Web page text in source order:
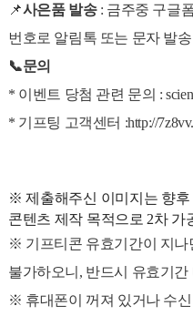
📌사은품 발송: 금주중 구글
번호로 알림톡 또는 문자 발
📞문의
* 이벤트 당첨 관련 문의 :
* 기프팅 고객센터 :http://
※ 제출해주신 이미지는 향후
콘텐츠 제작 목적으로 2차 가
※ 기프티콘 유효기간이 지나
불가하오니, 반드시 유효기
※ 휴대폰이 꺼져 있거나 수